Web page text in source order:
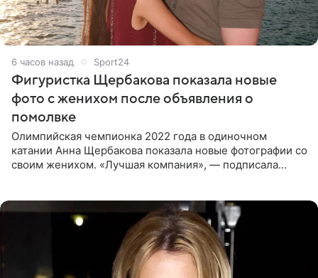
6 часов назад Sport24
Фигуристка Щербакова показала новые
фото с женихом после объявления о
помолвке
Олимпийская чемпионка 2022 года в одиночном
катании Анна Щербакова показала новые фотографии со
своим женихом. «Лучшая компания», — подписала